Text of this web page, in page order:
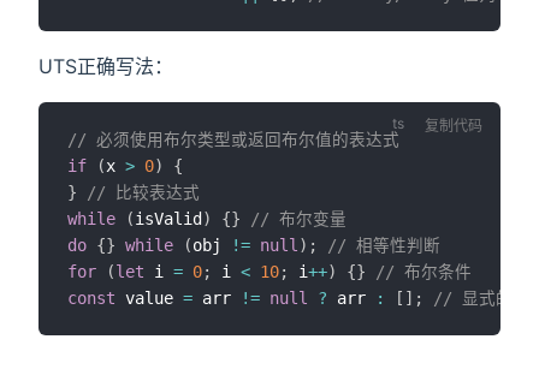
UTS正确写法：
// 必须使用布尔类型或返回布尔值的表达式
if
(x > 0)
{
}
// 比较表达式
while
(isValid ) {}
// 布尔变量
do {} while (obj != null ) ;
// 相等性判断
for
(let i = 0; i < 10; i++) {}
// 布尔条件
const value = arr != null ? arr : [ ] ; // 显式的布
复制代码